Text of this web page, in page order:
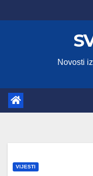
to
Novosti
VIJESTI